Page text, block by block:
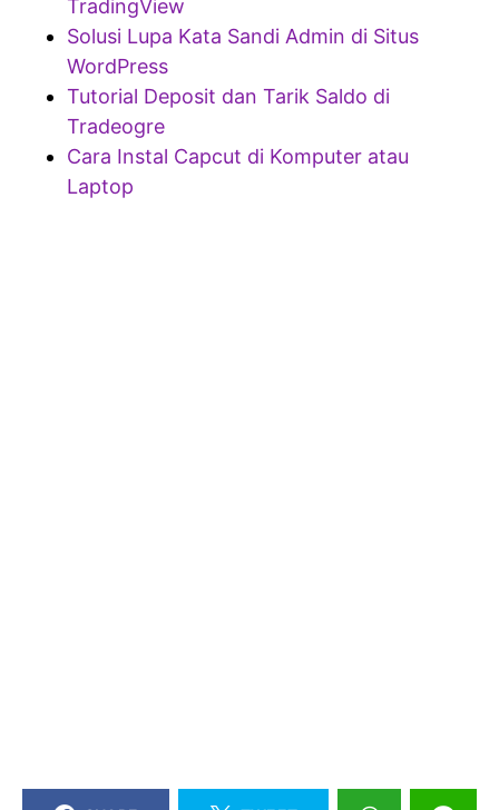
TradingView
Solusi Lupa Kata Sandi Admin di Situs
WordPress
Tutorial Deposit dan Tarik Saldo di
Tradeogre
Cara Instal Capcut di Komputer atau
Laptop